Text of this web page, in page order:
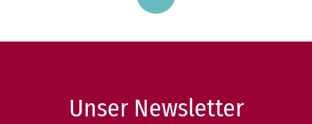
Unser Newsletter